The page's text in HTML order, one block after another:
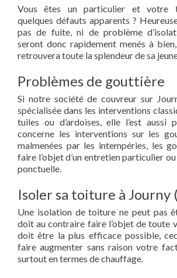
Vous êtes un particulier et votre
quelques défauts apparents ?
pas de fuite, ni de problème
seront donc rapidement menés à
retrouvera toute la splendeur de sa
Problèmes de gouttière
Si notre société de couvreur sur
spécialisée dans les interventions
tuiles ou d’ardoises, elle l’est
concerne les interventions sur les
malmenées par les intempéries, les
faire l’objet d’un entretien particulier
ponctuelle.
Isoler sa toiture à Journy
Une isolation de toiture ne peut pas
doit au contraire faire l’objet de toute
doit être la plus efficace possible,
faire augmenter sans raison votre
surtout en termes de chauffage.